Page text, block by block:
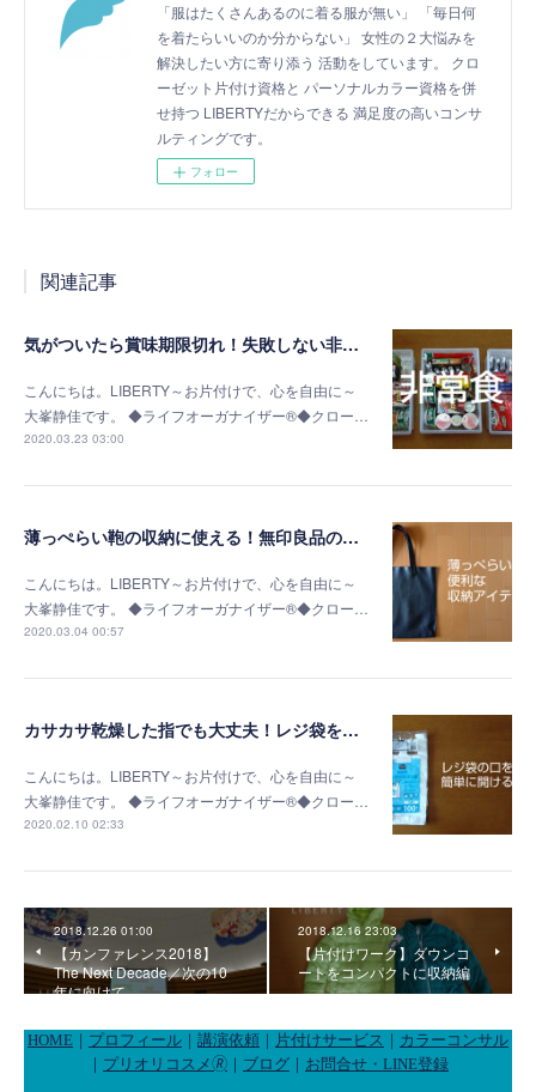
「服はたくさんあるのに着る服が無い」 「毎日何
を着たらいいのか分からない」 女性の２大悩みを
解決したい方に寄り添う 活動をしています。 クロ
ーゼット片付け資格と パーソナルカラー資格を併
せ持つ LIBERTYだからできる 満足度の高いコンサ
ルティングです。
フォロー
関連記事
気がついたら賞味期限切れ！失敗しない非常食の選び方
こんにちは。LIBERTY～お片付けで、心を自由に～
大峯静佳です。 ◆ライフオーガナイザー®◆クロー…
2020.03.23 03:00
薄っぺらい鞄の収納に使える！無印良品の書類ケース
こんにちは。LIBERTY～お片付けで、心を自由に～
大峯静佳です。 ◆ライフオーガナイザー®◆クロー…
2020.03.04 00:57
カサカサ乾燥した指でも大丈夫！レジ袋を簡単に開く方法
こんにちは。LIBERTY～お片付けで、心を自由に～
大峯静佳です。 ◆ライフオーガナイザー®◆クロー…
2020.02.10 02:33
2018.12.26 01:00
【カンファレンス2018】
The Next Decade／次の10
年に向けて
2018.12.16 23:03
【片付けワーク】ダウンコ
ートをコンパクトに収納編